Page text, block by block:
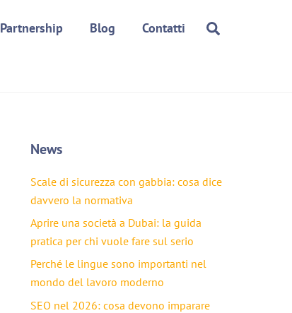
Partnership Blog Contatti
News
Scale di sicurezza con gabbia: cosa dice
davvero la normativa
Aprire una società a Dubai: la guida
pratica per chi vuole fare sul serio
Perché le lingue sono importanti nel
mondo del lavoro moderno
SEO nel 2026: cosa devono imparare